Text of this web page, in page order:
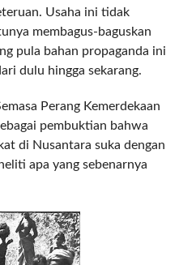
Usaha ini tidak
membagus-baguskan
pula bahan propaganda ini
dulu hingga sekarang.
Perang Kemerdekaan
pembuktian bahwa
di Nusantara suka dengan
apa yang sebenarnya